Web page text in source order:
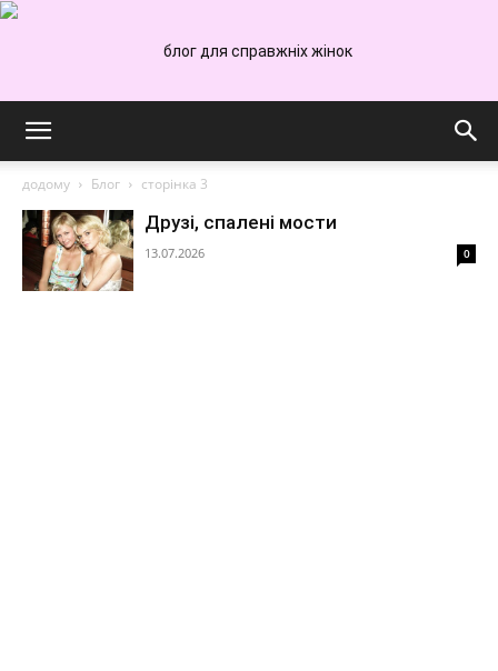
додому Блог сторінка 3
Друзі, спалені мости
13.07.2026 0